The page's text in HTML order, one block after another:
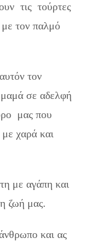
τις τούρτες
τον παλμό
τον
σε αδελφή
μας που
χαρά και
με αγάπη και
ζωή μας.
και ας